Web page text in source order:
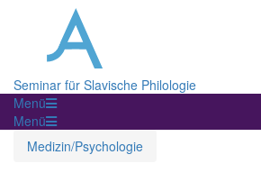
Seminar für Slavische Philologie
Menü
Menü
Medizin/Psychologie